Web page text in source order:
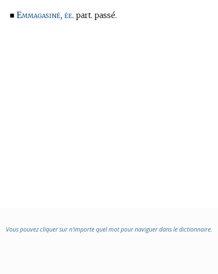
■ Emmagasiné, ée. part. passé.
Vous pouvez cliquer sur n’importe quel mot pour naviguer dans le dictionnaire.